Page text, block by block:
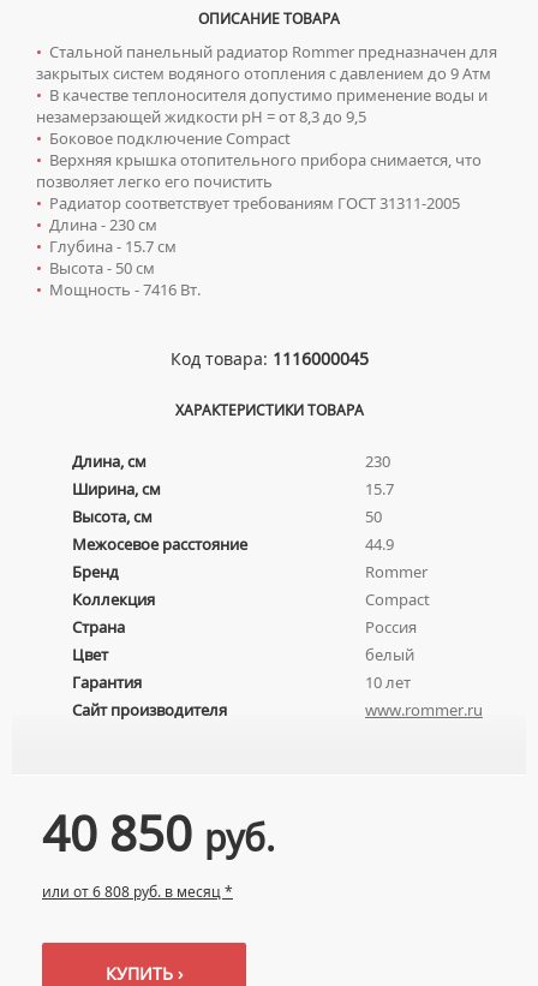
ОПИСАНИЕ ТОВАРА
• Стальной панельный радиатор Rommer предназначен для
закрытых систем водяного отопления с давлением до 9 Атм
• В качестве теплоносителя допустимо применение воды и
незамерзающей жидкости pH = от 8,3 до 9,5
• Боковое подключение Compact
• Верхняя крышка отопительного прибора снимается, что
позволяет легко его почистить
• Радиатор соответствует требованиям ГОСТ 31311-2005
• Длина - 230 см
• Глубина - 15.7 см
• Высота - 50 см
• Мощность - 7416 Вт.
Код товара: 1116000045
ХАРАКТЕРИСТИКИ ТОВАРА
Длина, см
230
Ширина, см
15.7
Высота, см
50
Межосевое расстояние
44.9
Бренд
Rommer
Коллекция
Compact
Страна
Россия
Цвет
белый
Гарантия
10 лет
Сайт производителя
www.rommer.ru
40 850 руб.
или от 6 808 руб. в месяц *
КУПИТЬ ›
ШКАФЫ НАВЕСНЫЕ
СИФОНЫ ДЛЯ КУХОННЫХ МОЕК
КОМПЛЕКТУЮЩИЕ ДЛЯ РАДИАТОРОВ
Ревизионные люки
ЛЮКИ ПОД ПЛИТКУ
ЛЮКИ ПОД ПОКРАСКУ
НАПОЛЬНЫЕ ЛЮКИ
Сантехника для МГН
ИНСТАЛЛЯЦИИ ДЛЯ МГН
ПОРУЧНИ ДЛЯ МГН
СМЕСИТЕЛИ ДЛЯ МГН
УМЫВАЛЬНИКИ ДЛЯ МГН
Смесители
СМЕСИТЕЛИ ДЛЯ БИДЕ
СМЕСИТЕЛИ ДЛЯ ВАННЫ
СМЕСИТЕЛИ ДЛЯ ДУША
СМЕСИТЕЛИ ДЛЯ УМЫВАЛЬНИКА
ТЕРМОСТАТИЧЕСКИЕ СМЕСИТЕЛИ
ЦВЕТНЫЕ СМЕСИТЕЛИ
Сифоны
ДЛЯ ДУШЕВЫХ ПОДДОНОВ
ДЛЯ УМЫВАЛЬНИКОВ
Сушилки для рук
АВТОМАТИЧЕСКИЕ СУШИЛКИ ДЛЯ РУК
ПОГРУЖНЫЕ СУШИЛКИ ДЛЯ РУК
Умывальники
МЕБЕЛЬНЫЕ УМЫВАЛЬНИКИ
ПОДВЕСНЫЕ УМЫВАЛЬНИКИ
УМЫВАЛЬНИКИ НАД СТИРАЛЬНЫМИ МАШИНАМИ
УМЫВАЛЬНИКИ С ПЬЕДЕСТАЛАМИ
ПЬЕДЕСТАЛЫ ДЛЯ УМЫВАЛЬНИКОВ
ПОЛУПЬЕДЕСТАЛЫ ДЛЯ УМЫВАЛЬНИКОВ
ПРИСТАВНЫЕ УНИТАЗЫ
УНИТАЗЫ-КОМПАКТЫ
УНИТАЗЫ С БИДЕТКОЙ
КРЫШКИ-СИДЕНЬЯ
КОМПЛЕКТУЮЩИЕ ДЛЯ УНИТАЗОВ